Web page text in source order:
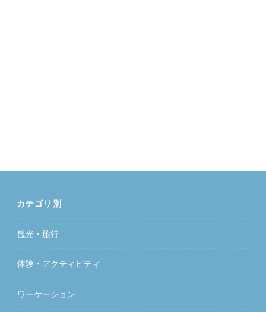
カテゴリ別
観光・旅行
体験・アクティビティ
ワーケーション